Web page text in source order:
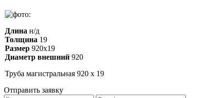
Длина н/д
Толщина 19
Размер 920х19
Диаметр внешний 920
Труба магистральная 920 х 19
Отправить заявку